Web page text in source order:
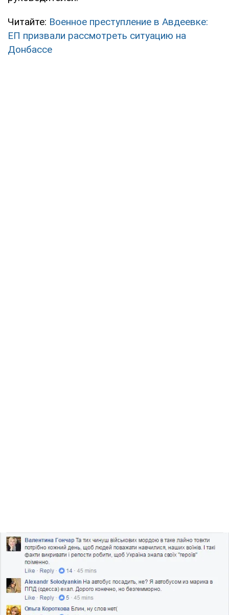
Читайте: Военное преступление в Авдеевке:
ЕП призвали рассмотреть ситуацию на
Донбассе